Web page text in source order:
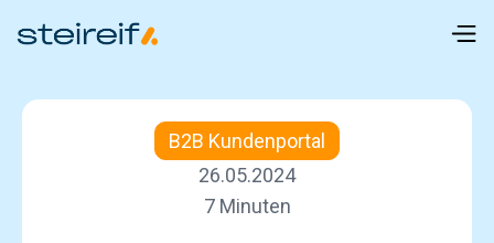
B2B Kundenportal
26.05.2024
7 Minuten